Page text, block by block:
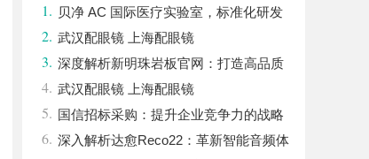
1. 贝净 AC 国际医疗实验室，标准化研发
体系全解析
2. 武汉配眼镜 上海配眼镜
3. 深度解析新明珠岩板官网：打造高品质
岩板行业标杆平台
4. 武汉配眼镜 上海配眼镜
5. 国信招标采购：提升企业竞争力的战略
利器解析
6. 深入解析达愈Reco22：革新智能音频体